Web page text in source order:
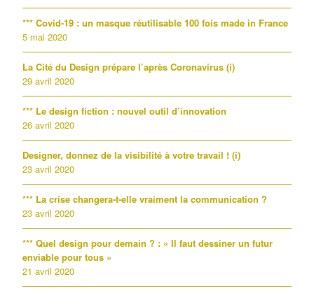
*** Covid-19 : un masque réutilisable 100 fois made in France
5 mai 2020
La Cité du Design prépare l’après Coronavirus (i)
29 avril 2020
*** Le design fiction : nouvel outil d’innovation
26 avril 2020
Designer, donnez de la visibilité à votre travail ! (i)
23 avril 2020
*** La crise changera-t-elle vraiment la communication ?
23 avril 2020
*** Quel design pour demain ? : « Il faut dessiner un futur
enviable pour tous »
21 avril 2020